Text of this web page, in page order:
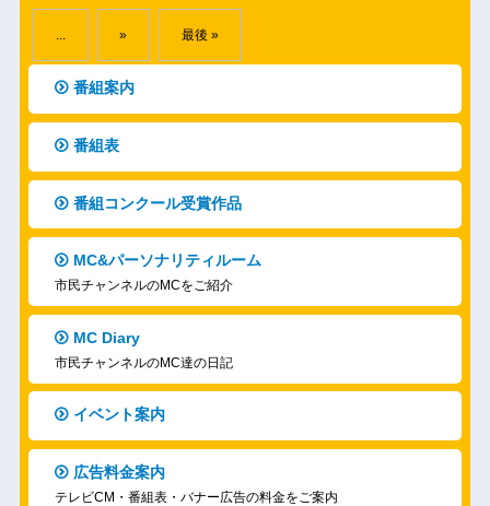
» 最後 »
番組案内
番組表
番組コンクール受賞作品
MC&パーソナリティルーム
市民チャンネルのMCをご紹介
MC Diary
市民チャンネルのMC達の日記
イベント案内
広告料金案内
テレビCM・番組表・バナー広告の料金をご案内